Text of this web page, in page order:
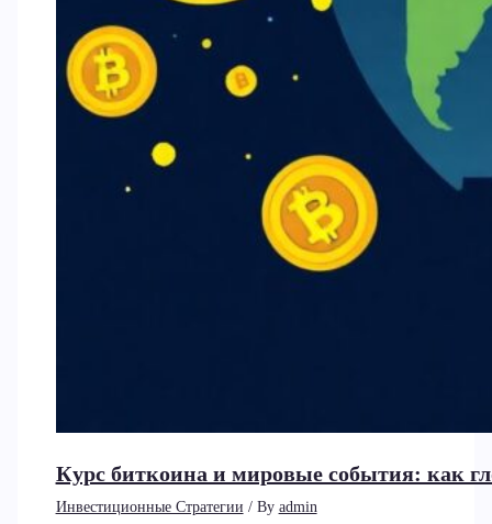
Курс биткоина и мировые события: как
Инвестиционные Стратегии / By admin